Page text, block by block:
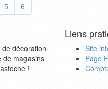
5 6
décoration
de magasins
!
Liens
Site
Page